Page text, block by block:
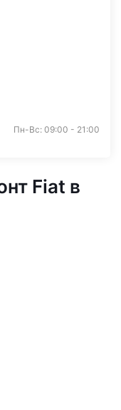
Пн-Вс: 09:00 - 21:00
Fiat в